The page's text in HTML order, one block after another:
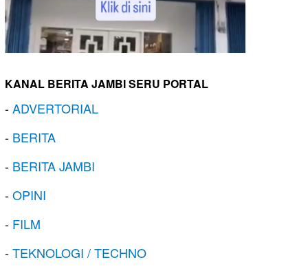
KANAL BERITA JAMBI SERU PORTAL
-ADVERTORIAL
- BERITA
- BERITA JAMBI
-OPINI
- FILM
-TEKNOLOGI / TECHNO